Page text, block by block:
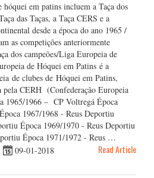
hóquei em patins incluem a Taça dos
das Taças, a Taça CERS e a
desde a época do ano 1965 /
as competições anteriormente
dos campeões/Liga Europeia de
de Hóquei em Patins é a
de clubes de Hóquei em Patins,
pela CERH (Confederação Europeia
1965/1966 – CP Voltregá Época
1967/1968 - Reus Deportiu
Época 1969/1970 - Reus Deportiu
Época 1971/1972 - Reus …
09-01-2018 Read Article